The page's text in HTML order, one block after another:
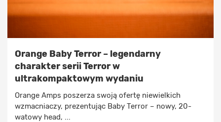
Orange Baby Terror – legendarny
charakter serii Terror w
ultrakompaktowym wydaniu
Orange Amps poszerza swoją ofertę niewielkich
wzmacniaczy, prezentując Baby Terror – nowy, 20-
watowy head, ...